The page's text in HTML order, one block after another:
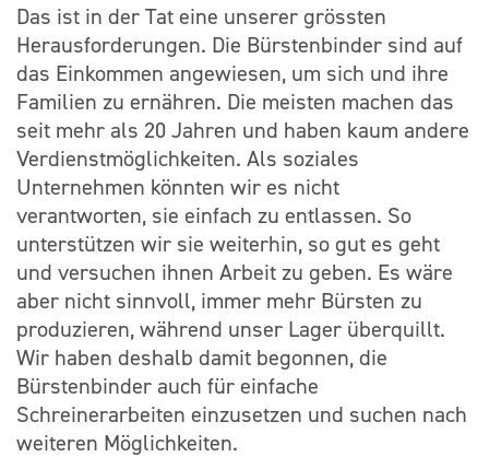
Das ist in der Tat eine unserer grössten
Herausforderungen. Die Bürstenbinder sind auf
das Einkommen angewiesen, um sich und ihre
Familien zu ernähren. Die meisten machen das
seit mehr als 20 Jahren und haben kaum andere
Verdienstmöglichkeiten. Als soziales
Unternehmen könnten wir es nicht
verantworten, sie einfach zu entlassen. So
unterstützen wir sie weiterhin, so gut es geht
und versuchen ihnen Arbeit zu geben. Es wäre
aber nicht sinnvoll, immer mehr Bürsten zu
produzieren, während unser Lager überquillt.
Wir haben deshalb damit begonnen, die
Bürstenbinder auch für einfache
Schreinerarbeiten einzusetzen und suchen nach
weiteren Möglichkeiten.